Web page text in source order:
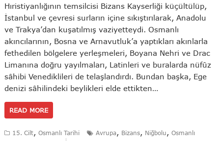
Hıristiyanlığının temsilcisi Bizans Kayserliği küçültülüp,
İstanbul ve çevresi surların içine sıkıştırılarak, Anadolu
ve Trakya’dan kuşatılmış vaziyetteydi. Osmanlı
akıncılarının, Bosna ve Arnavutluk’a yaptıkları akınlarla
fethedilen bölgelere yerleşmeleri, Boyana Nehri ve Drac
Limanına doğru yayılmaları, Latinleri ve buralarda nüfûz
sâhibi Venediklileri de telaşlandırdı. Bundan başka, Ege
denizi sâhilindeki beylikleri elde ettikten…
READ MORE
15. Cilt,Osmanlı Tarihi Avrupa , Bizans, Niğbolu ,Osmanlı